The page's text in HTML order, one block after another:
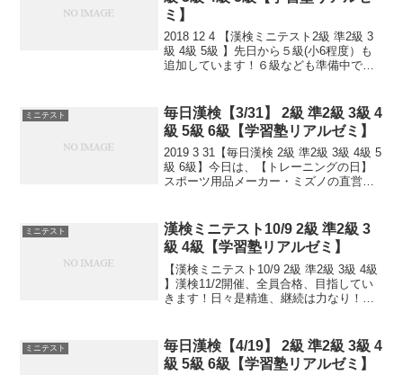
ミ】
2018 12 4 【漢検ミニテスト2級 準2級 3
級 4級 5級 】先日から５級(小6程度）も
追加しています！６級なども準備中で
ら。日々是精進、継続は力なり！毎日少
し...
ミニテスト
毎日漢検【3/31】 2級 準2級 3級 4
級 5級 6級【学習塾リアルゼミ】
2019 3 31【毎日漢検 2級 準2級 3級 4級 5
級 6級】今日は、【トレーニングの日】
スポーツ用品メーカー・ミズノの直営
いう日。小さなことからコツとコツと...
ミニテスト
漢検ミニテスト10/9 2級 準2級 3
級 4級【学習塾リアルゼミ】
【漢検ミニテスト10/9 2級 準2級 3級 4級
】漢検11/2開催、全員合格、目指してい
きます！日々是精進、継続は力なり！毎
ミニテスト
毎日漢検【4/19】 2級 準2級 3級 4
級 5級 6級【学習塾リアルゼミ】